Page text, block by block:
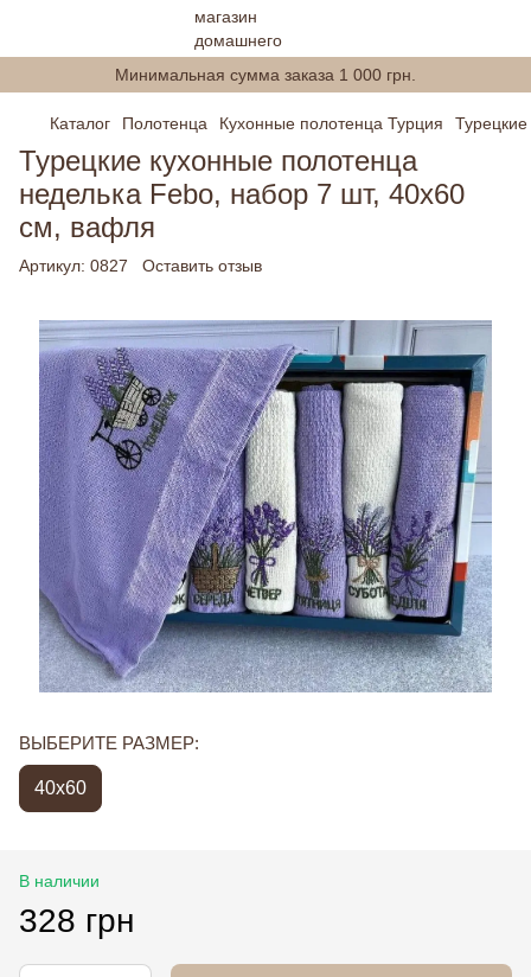
Минимальная сумма заказа 1 000 грн.
Каталог Полотенца Кухонные полотенца Турция
Турецкие кухонные полотенца
неделька Febo, набор 7 шт, 40х60
см, вафля
Артикул: 0827 Оставить отзыв
ВЫБЕРИТЕ РАЗМЕР:
40x60
В наличии
328 грн